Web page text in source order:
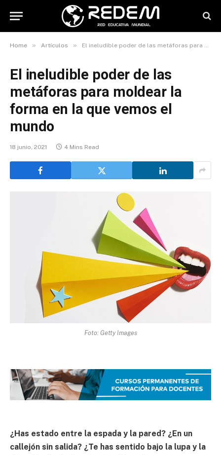
Home » Artículos » El ineludible poder de las metáforas para moldear la forma en la que vemos el mundo
El ineludible poder de las
metáforas para moldear la
forma en la que vemos el
mundo
18 junio, 2021 4 Mins Read
Foto: Getty Images
¿Has estado entre la espada y la pared? ¿En un
callejón sin salida? ¿Te has sentido bajo la lupa y la